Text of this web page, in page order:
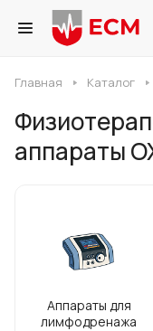
Главная Каталог
аппараты
Аппараты для
лимфодренажа